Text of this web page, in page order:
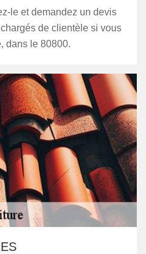
le et demandez un devis
de clientèle si vous
dans le 80800.